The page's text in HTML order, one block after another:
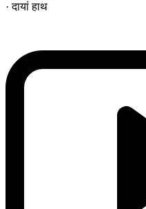
· दायां हाथ